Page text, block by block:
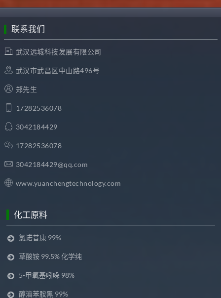
联系我们
武汉远城科技发展有限公司
武汉市武昌区中山路496号
郑先生
17282536078
3042184429
17282536078
3042184429@qq.com
www.yuanchengtechnology.com
化工原料
氯诺昔康 99%
草酸铵 99.5% 化学纯
5-甲氧基吲哚 98%
醇溶苯胺黑 99%